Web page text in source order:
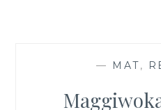
— MAT,